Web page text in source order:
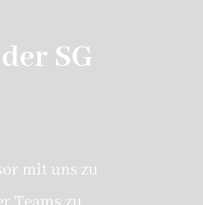
SG
mit uns zu